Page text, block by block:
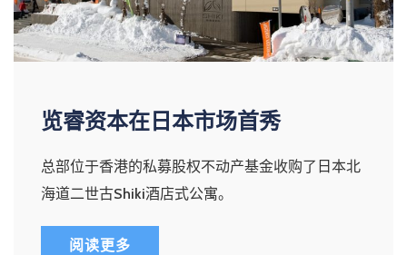
览睿资本在日本市场首秀
总部位于香港的私募股权不动产基金收购了日本北
海道二世古Shiki酒店式公寓。
阅读更多